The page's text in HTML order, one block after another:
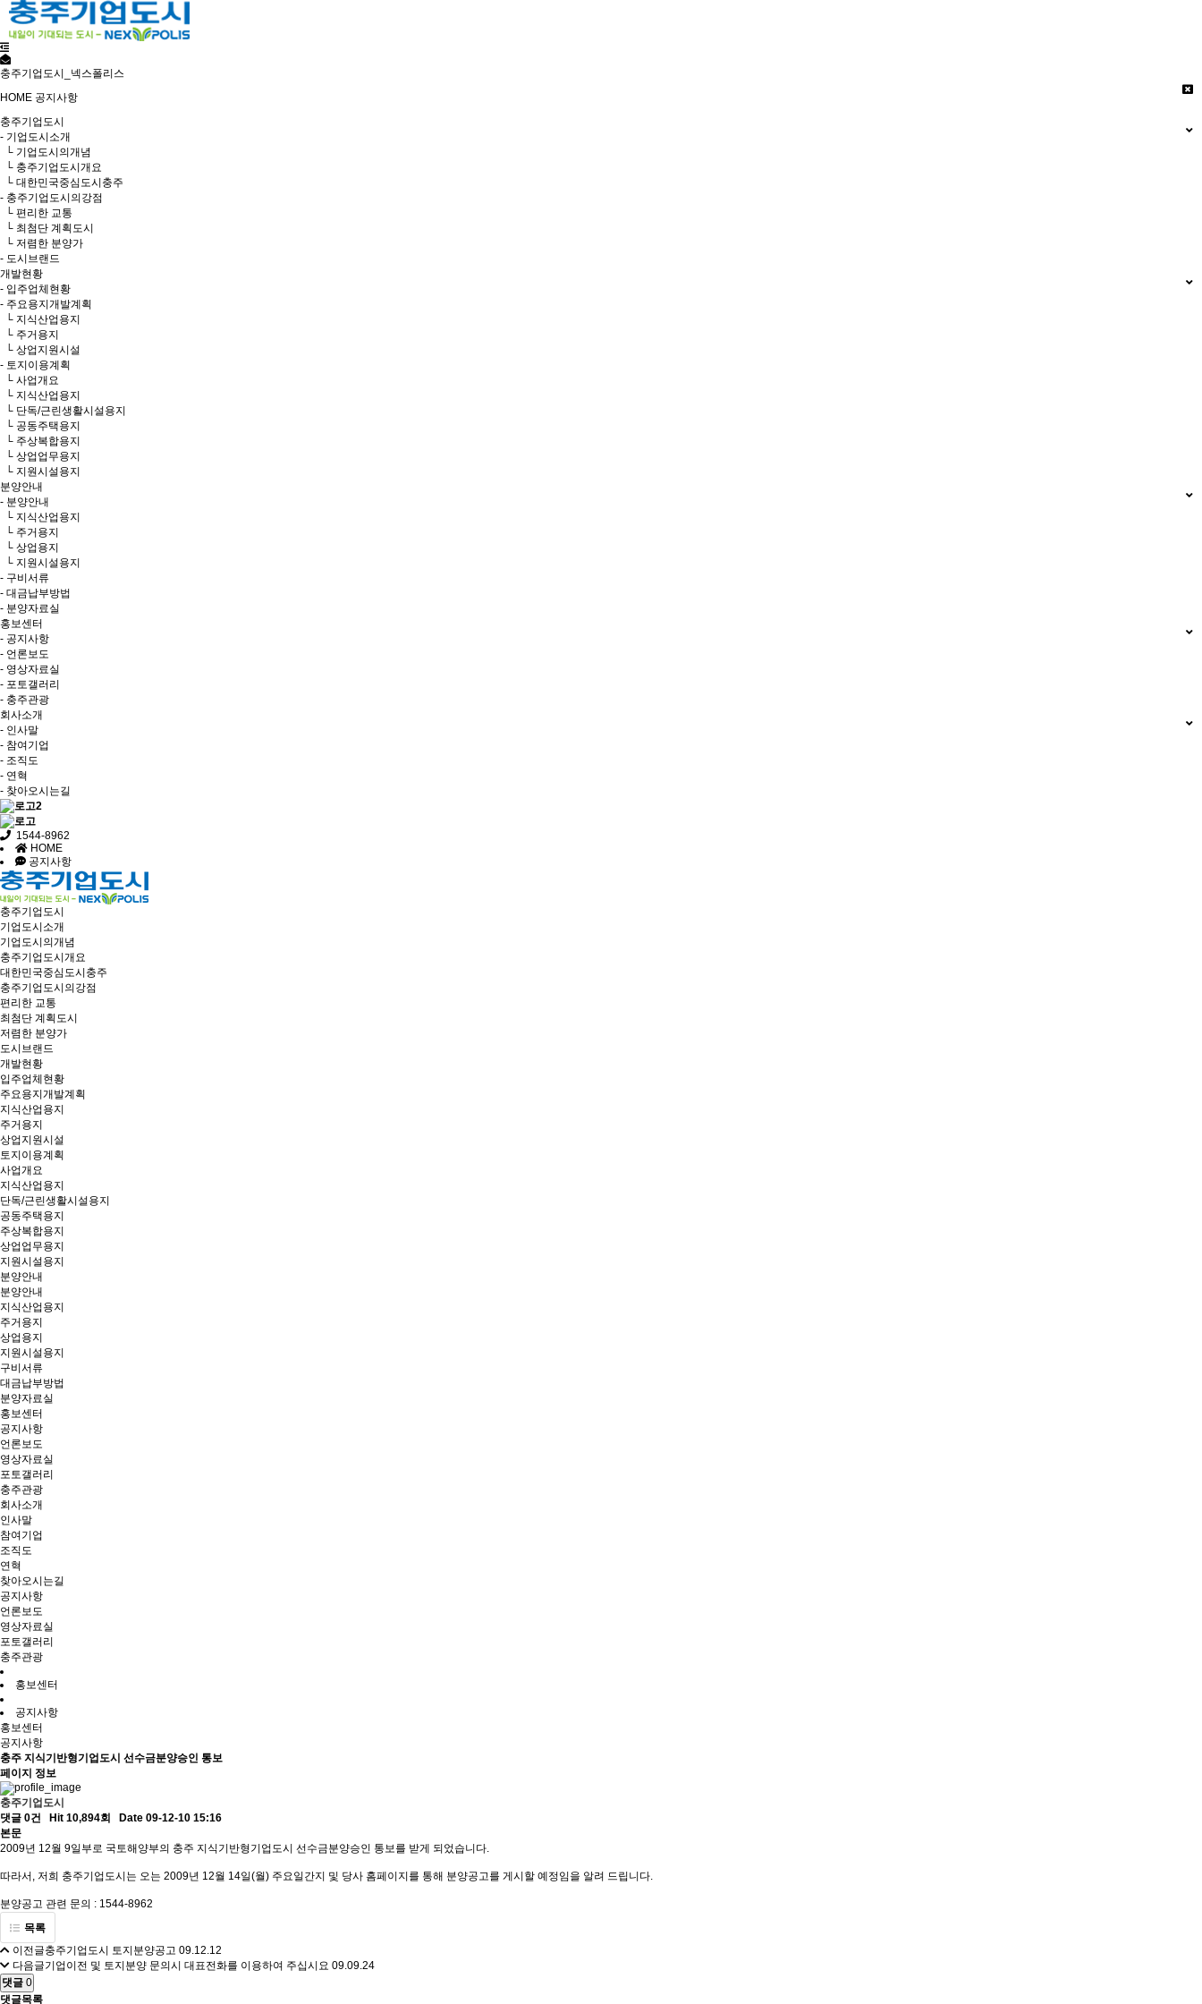
충주기업도시_넥스폴리스
HOME 공지사항
충주기업도시
- 기업도시소개
└ 기업도시의개념
└ 충주기업도시개요
└ 대한민국중심도시충주
- 충주기업도시의강점
└ 편리한 교통
└ 최첨단 계획도시
└ 저렴한 분양가
- 도시브랜드
개발현황
- 입주업체현황
- 주요용지개발계획
└ 지식산업용지
└ 주거용지
└ 상업지원시설
- 토지이용계획
└ 사업개요
└ 지식산업용지
└ 단독/근린생활시설용지
└ 공동주택용지
└ 주상복합용지
└ 상업업무용지
└ 지원시설용지
분양안내
- 분양안내
└ 지식산업용지
└ 주거용지
└ 상업용지
└ 지원시설용지
- 구비서류
- 대금납부방법
- 분양자료실
홍보센터
- 공지사항
- 언론보도
- 영상자료실
- 포토갤러리
- 충주관광
회사소개
- 인사말
- 참여기업
- 조직도
- 연혁
- 찾아오시는길
1544-8962
HOME
공지사항
충주기업도시
기업도시소개
기업도시의개념
충주기업도시개요
대한민국중심도시충주
충주기업도시의강점
편리한 교통
최첨단 계획도시
저렴한 분양가
도시브랜드
개발현황
입주업체현황
주요용지개발계획
지식산업용지
주거용지
상업지원시설
토지이용계획
사업개요
지식산업용지
단독/근린생활시설용지
공동주택용지
주상복합용지
상업업무용지
지원시설용지
분양안내
분양안내
지식산업용지
주거용지
상업용지
지원시설용지
구비서류
대금납부방법
분양자료실
홍보센터
공지사항
언론보도
영상자료실
포토갤러리
충주관광
회사소개
인사말
참여기업
조직도
연혁
찾아오시는길
공지사항
언론보도
영상자료실
포토갤러리
충주관광
홍보센터
공지사항
홍보센터
공지사항
충주 지식기반형기업도시 선수금분양승인 통보
페이지 정보
충주기업도시
댓글 0건
Hit 10,894회
Date 09-12-10 15:16
본문
2009년 12월 9일부로 국토해양부의 충주 지식기반형기업도시 선수금분양승인 통보를 받게 되었습니다.
따라서, 저희 충주기업도시는 오는 2009년 12월 14일(월) 주요일간지 및 당사 홈페이지를 통해 분양공고를 게시할 예정임을 알려 드립니다.
분양공고 관련 문의 : 1544-8962
목록
이전글충주기업도시 토지분양공고 09.12.12
다음글기업이전 및 토지분양 문의시 대표전화를 이용하여 주십시요 09.09.24
댓글 0
댓글목록